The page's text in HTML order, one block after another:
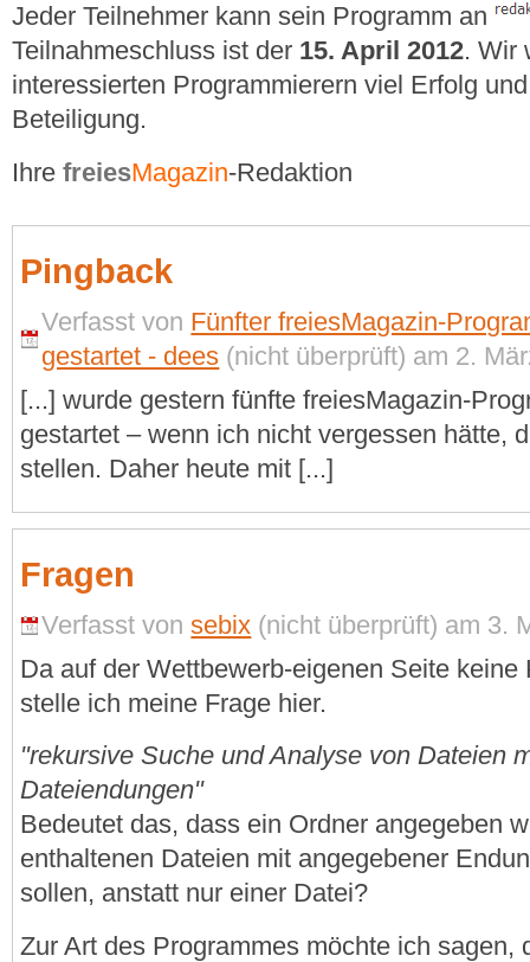
Jeder Teilnehmer kann sein Programm an
Teilnahmeschluss ist der 15. April 2012. Wir
interessierten Programmierern viel Erfolg
Beteiligung.
Ihre freiesMagazin-Redaktion
Pingback
Verfasst von Fünfter freiesMagazin-
gestartet - dees (nicht überprüft) am 2.
[...] wurde gestern fünfte freiesMagazin-
gestartet – wenn ich nicht vergessen hätte,
stellen. Daher heute mit [...]
Fragen
Verfasst vonsebix (nicht überprüft) am 3.
Da auf der Wettbewerb-eigenen Seite
stelle ich meine Frage hier.
"rekursive Suche und Analyse von Dateien
Dateiendungen"
Bedeutet das, dass ein Ordner angegeben
enthaltenen Dateien mit angegebener
sollen, anstatt nur einer Datei?
Zur Art des Programmes möchte ich sagen,